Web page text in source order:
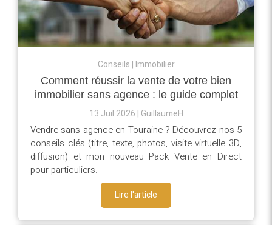
Conseils Immobilier
Comment réussir la vente de votre bien
immobilier sans agence : le guide complet
13 Juil 2026 GuillaumeH
Vendre sans agence en Touraine ? Découvrez nos 5
conseils clés (titre, texte, photos, visite virtuelle 3D,
diffusion) et mon nouveau Pack Vente en Direct
pour particuliers.
Lire l'article